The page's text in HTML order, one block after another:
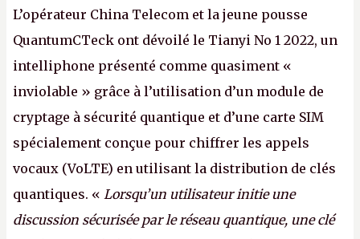
L’opérateur China Telecom et la jeune pousse
QuantumCTeck ont dévoilé le Tianyi No 1 2022, un
intelliphone présenté comme quasiment «
inviolable » grâce à l’utilisation d’un module de
cryptage à sécurité quantique et d’une carte SIM
spécialement conçue pour chiffrer les appels
vocaux (VoLTE) en utilisant la distribution de clés
quantiques. « Lorsqu’un utilisateur initie une
discussion sécurisée par le réseau quantique, une clé